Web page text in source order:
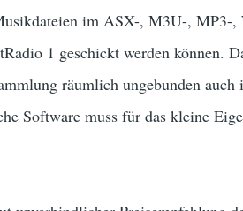
im ASX-, M3U-, MP3-
1 geschickt werden können.
räumlich ungebunden
Software muss für das kleine